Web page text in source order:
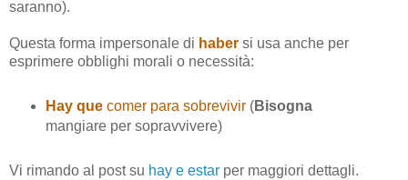
saranno).
Questa forma impersonale di haber si usa anche per
esprimere obblighi morali o necessità:
Hay que comer para sobrevivir(Bisogna
mangiare per sopravvivere)
Vi rimando al post su hay e estar per maggiori dettagli.